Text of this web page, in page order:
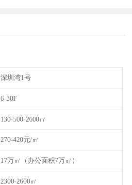
深圳湾1号
6-30F
130-500-2600㎡
270-420元/㎡
17万㎡（办公面积7万㎡）
2300-2600㎡